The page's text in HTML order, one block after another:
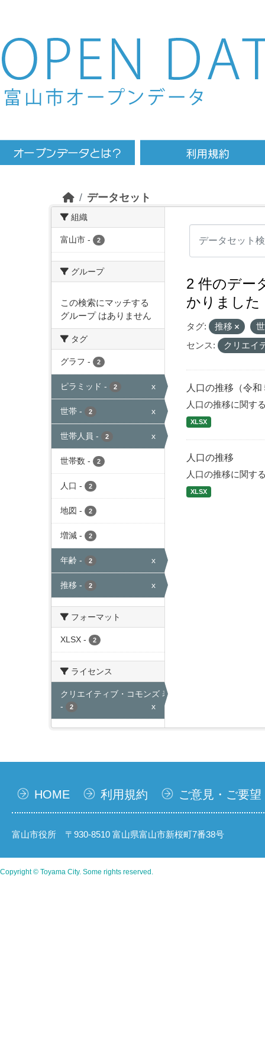
Skip to main content
データセット
組織
富山市 - 2
グループ
この検索にマッチする
グループ はありません
タグ
グラフ - 2
ピラミッド - 2 x
世帯 - 2 x
世帯人員 - 2 x
世帯数 - 2
人口 - 2
地図 - 2
増減 - 2
年齢 - 2 x
推移 - 2 x
フォーマット
XLSX - 2
ライセンス
クリエイティブ・コモンズ 表示
-
2 x
2 件のデー
かりました
タグ: 推移
センス:
クリエイ
人口の推移（令和
人口の推移に関す
XLSX
人口の推移
人口の推移に関す
XLSX
HOME 利用規約 ご意見・ご要望
富山市役所 〒930-8510 富山県富山市新桜町7番38号
Copyright © Toyama City. Some rights reserved.